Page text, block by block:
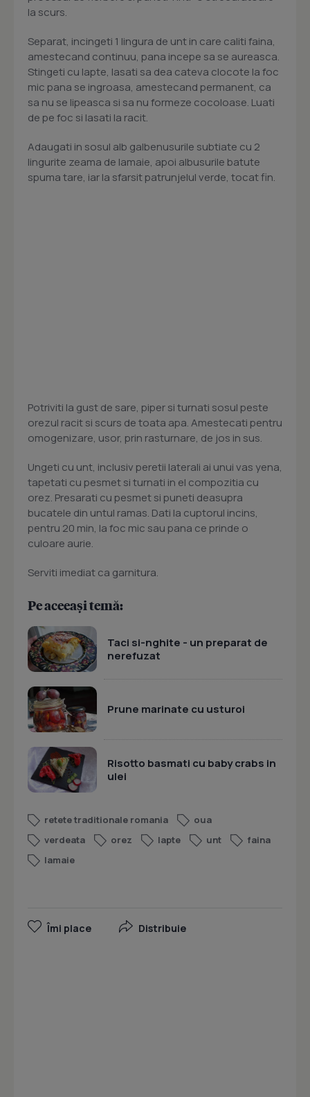
la scurs.
Separat, incingeti 1 lingura de unt in care caliti faina,
amestecand continuu, pana incepe sa se aureasca.
Stingeti cu lapte, lasati sa dea cateva clocote la foc
mic pana se ingroasa, amestecand permanent, ca
sa nu se lipeasca si sa nu formeze cocoloase. Luati
de pe foc si lasati la racit.
Adaugati in sosul alb galbenusurile subtiate cu 2
lingurite zeama de lamaie, apoi albusurile batute
spuma tare, iar la sfarsit patrunjelul verde, tocat fin.
Potriviti la gust de sare, piper si turnati sosul peste
orezul racit si scurs de toata apa. Amestecati pentru
omogenizare, usor, prin rasturnare, de jos in sus.
Ungeti cu unt, inclusiv peretii laterali ai unui vas yena,
tapetati cu pesmet si turnati in el compozitia cu
orez. Presarati cu pesmet si puneti deasupra
bucatele din untul ramas. Dati la cuptorul incins,
pentru 20 min, la foc mic sau pana ce prinde o
culoare aurie.
Serviti imediat ca garnitura.
Pe aceeași temă:
Taci si-nghite - un preparat de
nerefuzat
Prune marinate cu usturoi
Risotto basmati cu baby crabs in
ulei
retete traditionale romania
oua
verdeata
orez lapte unt
faina
lamaie
Îmi place Distribuie